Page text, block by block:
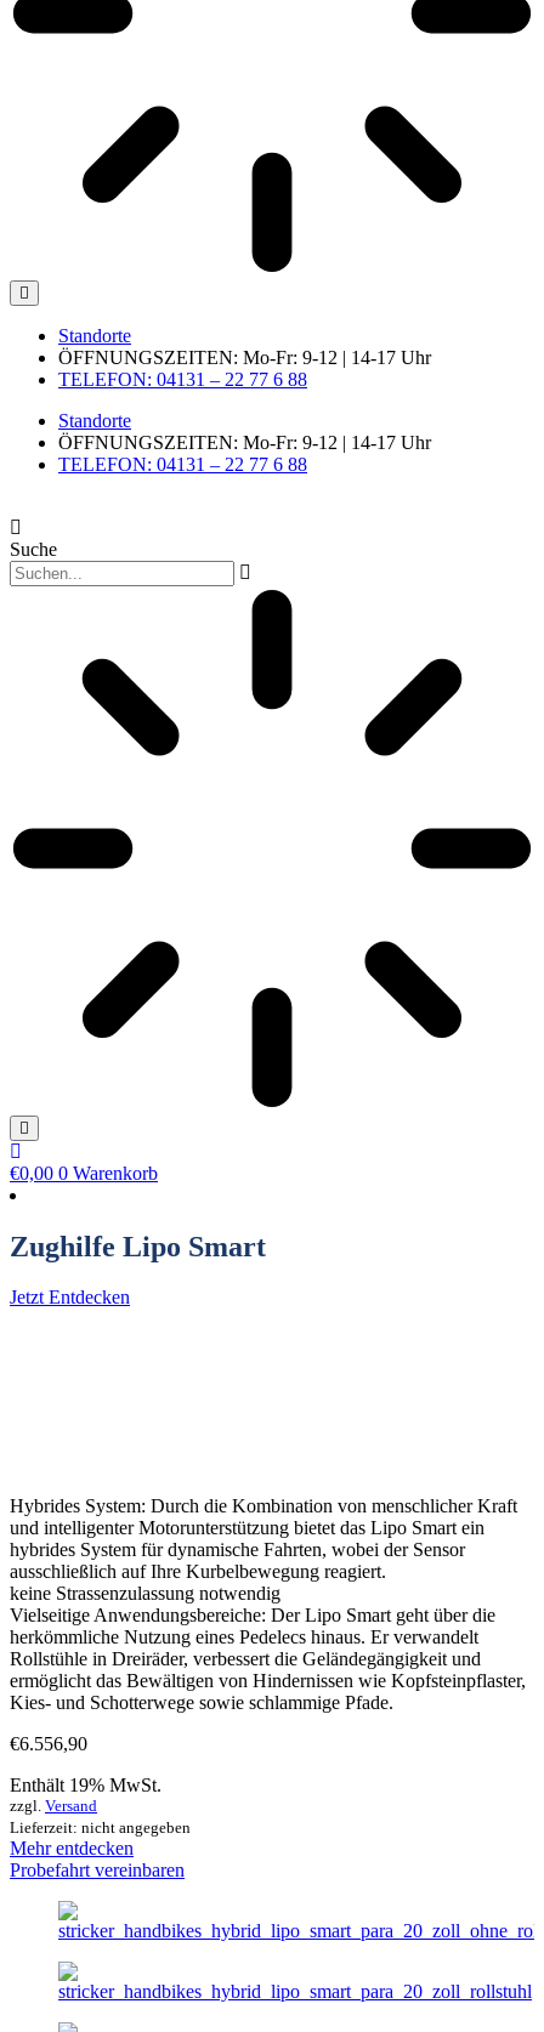
Standorte
ÖFFNUNGSZEITEN: Mo-Fr: 9-12 | 14-17 Uhr
TELEFON: 04131 – 22 77 6 88
Standorte
ÖFFNUNGSZEITEN: Mo-Fr: 9-12 | 14-17 Uhr
TELEFON: 04131 – 22 77 6 88
Suche
€0,00 0 Warenkorb
Zughilfe Lipo Smart
Jetzt Entdecken
Hybrides System: Durch die Kombination von menschlicher Kraft
und intelligenter Motorunterstützung bietet das Lipo Smart ein
hybrides System für dynamische Fahrten, wobei der Sensor
ausschließlich auf Ihre Kurbelbewegung reagiert.
keine Strassenzulassung notwendig
Vielseitige Anwendungsbereiche: Der Lipo Smart geht über die
herkömmliche Nutzung eines Pedelecs hinaus. Er verwandelt
Rollstühle in Dreiräder, verbessert die Geländegängigkeit und
ermöglicht das Bewältigen von Hindernissen wie Kopfsteinpflaster,
Kies- und Schotterwege sowie schlammige Pfade.
€6.556,90
Enthält 19% MwSt.
zzgl. Versand
Lieferzeit: nicht angegeben
Mehr entdecken
Probefahrt vereinbaren